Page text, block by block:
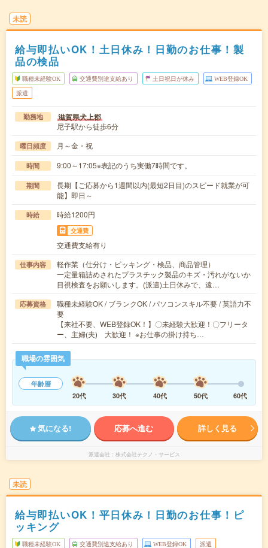
未読
給与即払いOK！土日休み！日勤のお仕事！製
品の検品
職種未経験OK 交通費別途支給あり 土日祝日が休み WEB登録OK
派遣
勤務地 滋賀県犬上郡
尼子駅から徒歩6分
曜日頻度 月～金・祝
時間 9:00～17:05※表記のうち実働7時間です。
期間
長期【ご応募から1週間以内(最短2日目)のスピード就業が可
能】即日～
時給 時給1200円
交通費
交通費支給有り
仕事内容
軽作業（仕分け・ピッキング・検品、商品管理）
一定量箱詰めされたプラスチック製品のキズ・汚れがないか
目視検査をお願いします。(派遣)土日休みで、遠…
応募資格
職種未経験OK / ブランクOK / パソコンスキル不要 / 英語力不
要
【来社不要、WEB登録OK！】〇未経験大歓迎！〇フリータ
ー、主婦(夫) 大歓迎！ ※お仕事の掛け持ち…
職場の雰囲気
年齢層
20代
30代 40代 50代 60代
気になる! 応募へ進む 詳しく見る
派遣会社 株式会社テクノ・サービス
未読
給与即払いOK！平日休み！日勤のお仕事！ピ
ッキング
職種未経験OK 交通費別途支給あり WEB登録OK 派遣